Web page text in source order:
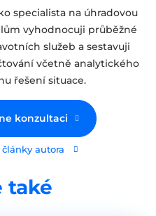
specialista na úhradovou
vyhodnocuji průběžné
služeb a sestavuji
včetně analytického
řešení situace.
konzultaci
autora
také